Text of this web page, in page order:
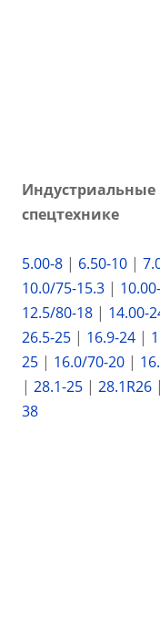
спецтехнике
5.00-8 | 6.50-10 |
10.0/75-15.3 |
12.5/80-18 | 14.00-
26.5-25 | 16.9-24 |
25 | 16.0/70-20 |
| 28.1-25 | 28.1R26 |
38